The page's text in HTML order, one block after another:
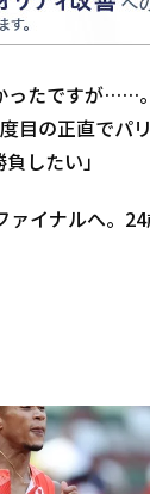
ったですが……
目の正直でパ
したい」
ァイナルへ。